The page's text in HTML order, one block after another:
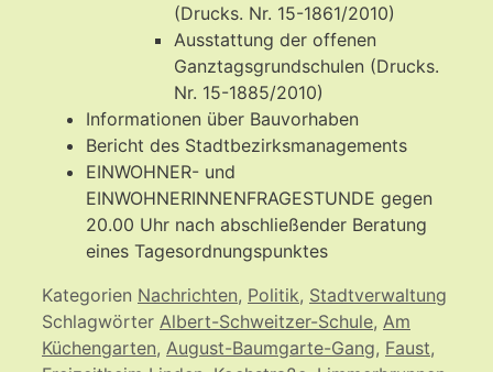
(Drucks. Nr. 15-1861/2010)
Ausstattung der offenen
Ganztagsgrundschulen (Drucks.
Nr. 15-1885/2010)
Informationen über Bauvorhaben
Bericht des Stadtbezirksmanagements
EINWOHNER- und
EINWOHNERINNENFRAGESTUNDE gegen
20.00 Uhr nach abschließender Beratung
eines Tagesordnungspunktes
Kategorien Nachrichten, Politik, Stadtverwaltung
Schlagwörter Albert-Schweitzer-Schule, Am
Küchengarten, August-Baumgarte-Gang, Faust,